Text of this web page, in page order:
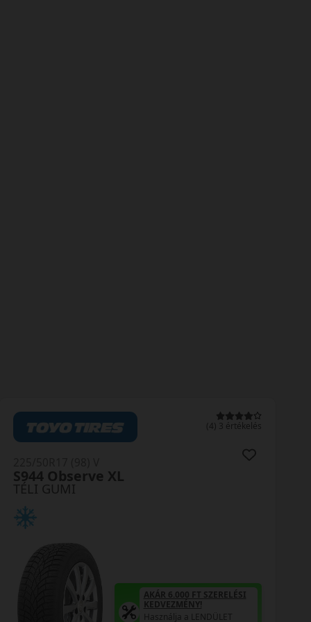
(4) 3 értékelés
TÉLI GUMI
S944 Observe XL
AKÁR 6.000 FT SZERELÉSI
KEDVEZMÉNY!
Használja a LENDÜLET